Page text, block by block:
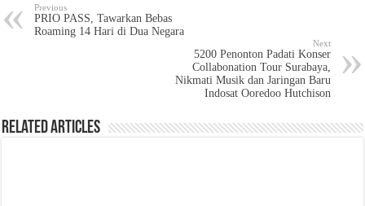
Previous
PRIO PASS, Tawarkan Bebas
Roaming 14 Hari di Dua Negara
Next
5200 Penonton Padati Konser
Collabonation Tour Surabaya,
Nikmati Musik dan Jaringan Baru
Indosat Ooredoo Hutchison
Related Articles